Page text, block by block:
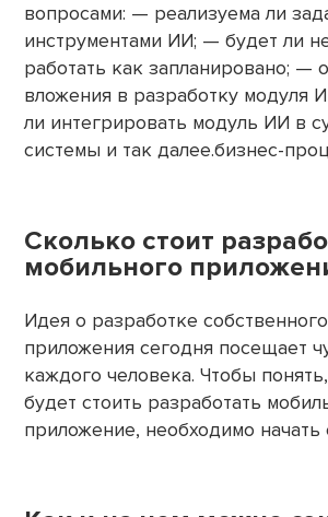
вопросами: — реализуема ли
инструментами ИИ; — будет ли
работать как запланировано; —
вложения в разработку модуля
ли интегрировать модуль ИИ в
системы и так далее.бизнес-
Сколько стоит
мобильного
Идея о разработке
приложения сегодня посещает
каждого человека. Чтобы
будет стоить разработать
приложение, необходимо начать